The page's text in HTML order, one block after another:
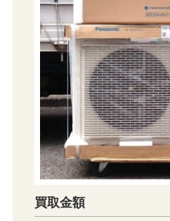
買取金額